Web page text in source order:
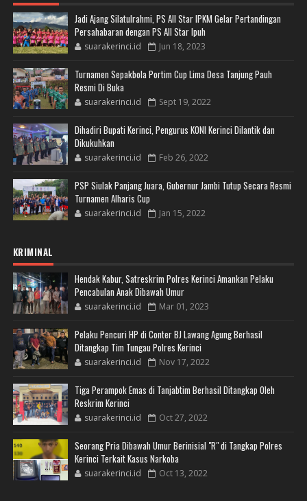
Jadi Ajang Silatulrahmi, PS All Star IPKM Gelar Pertandingan
Persahabaran dengan PS All Star Ipuh
suarakerinci.id Jun 18, 2023
Turnamen Sepakbola Portim Cup Lima Desa Tanjung Pauh
Resmi Di Buka
suarakerinci.id Sept 19, 2022
Dihadiri Bupati Kerinci, Pengurus KONI Kerinci Dilantik dan
Dikukuhkan
suarakerinci.id Feb 26, 2022
PSP Siulak Panjang Juara, Gubernur Jambi Tutup Secara Resmi
Turnamen Alharis Cup
suarakerinci.id Jan 15, 2022
KRIMINAL
Hendak Kabur, Satreskrim Polres Kerinci Amankan Pelaku
Pencabulan Anak Dibawah Umur
suarakerinci.id Mar 01, 2023
Pelaku Pencuri HP di Conter BJ Lawang Agung Berhasil
Ditangkap Tim Tungau Polres Kerinci
suarakerinci.id Nov 17, 2022
Tiga Perampok Emas di Tanjabtim Berhasil Ditangkap Oleh
Reskrim Kerinci
suarakerinci.id Oct 27, 2022
Seorang Pria Dibawah Umur Berinisial "R" di Tangkap Polres
Kerinci Terkait Kasus Narkoba
suarakerinci.id Oct 13, 2022